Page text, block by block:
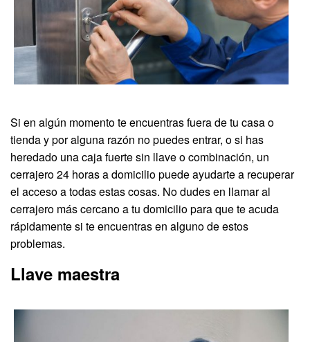
Si en algún momento te encuentras fuera de tu casa o
tienda y por alguna razón no puedes entrar, o si has
heredado una caja fuerte sin llave o combinación, un
cerrajero 24 horas a domicilio puede ayudarte a recuperar
el acceso a todas estas cosas. No dudes en llamar al
cerrajero más cercano a tu domicilio para que te acuda
rápidamente si te encuentras en alguno de estos
problemas.
Llave maestra